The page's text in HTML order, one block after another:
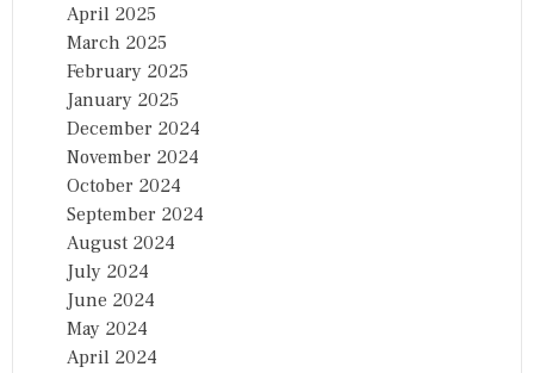
April 2025
March 2025
February 2025
January 2025
December 2024
November 2024
October 2024
September 2024
August 2024
July 2024
June 2024
May 2024
April 2024